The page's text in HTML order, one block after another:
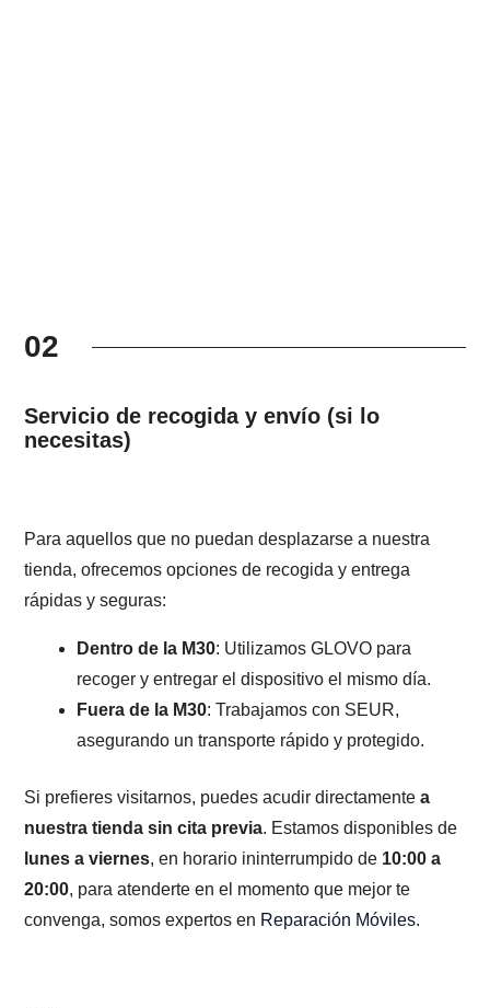
02
Servicio de recogida y envío (si lo
necesitas)
Para aquellos que no puedan desplazarse a nuestra
tienda, ofrecemos opciones de recogida y entrega
rápidas y seguras:
Dentro de la M30: Utilizamos GLOVO para
recoger y entregar el dispositivo el mismo día.
Fuera de la M30: Trabajamos con SEUR,
asegurando un transporte rápido y protegido.
Si prefieres visitarnos, puedes acudir directamentea
nuestra tienda sin cita previa. Estamos disponibles de
lunes a viernes, en horario ininterrumpido de 10:00 a
20:00, para atenderte en el momento que mejor te
convenga, somos expertos en Reparación Móviles.